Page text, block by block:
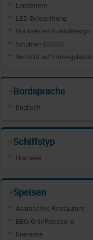
Landstrom
LED-Beleuchtung
Optimiertes Rumpfdesign
Scrubber (EGCS)
Verzicht auf Einwegplastik
✦Bordsprache
Englisch
✦Schiffstyp
Hochsee
✦Speisen
Asiatisches Restaurant
BBQ/Grill/Rotisserie
Brasserie